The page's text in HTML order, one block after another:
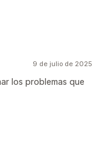
9 de julio de 2025
los problemas que